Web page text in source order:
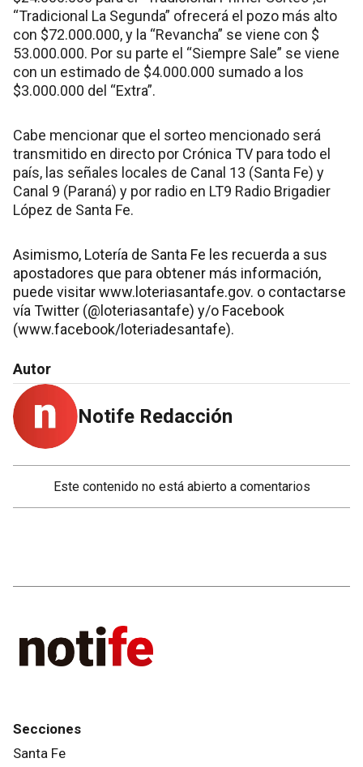
“Tradicional La Segunda” ofrecerá el pozo más alto
con $72.000.000, y la “Revancha” se viene con $
53.000.000. Por su parte el “Siempre Sale” se viene
con un estimado de $4.000.000 sumado a los
$3.000.000 del “Extra”.
Cabe mencionar que el sorteo mencionado será
transmitido en directo por Crónica TV para todo el
país, las señales locales de Canal 13 (Santa Fe) y
Canal 9 (Paraná) y por radio en LT9 Radio Brigadier
López de Santa Fe.
Asimismo, Lotería de Santa Fe les recuerda a sus
apostadores que para obtener más información,
puede visitar www.loteriasantafe.gov. o contactarse
vía Twitter (@loteriasantafe) y/o Facebook
(www.facebook/loteriadesantafe).
Autor
Notife Redacción
Este contenido no está abierto a comentarios
Secciones
Santa Fe